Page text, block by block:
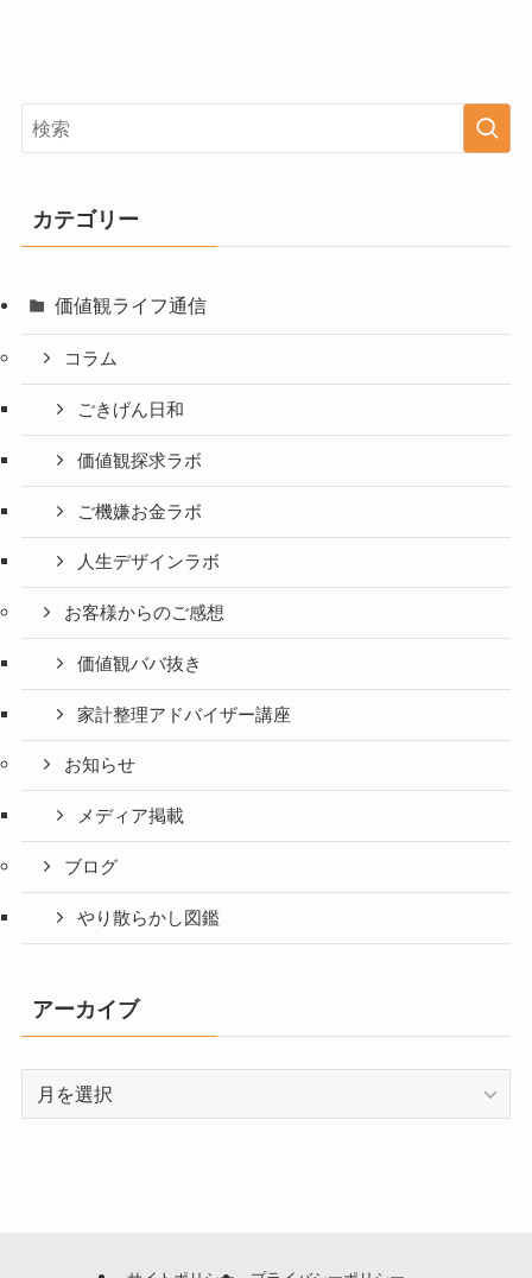
カテゴリー
価値観ライフ通信
コラム
ごきげん日和
価値観探求ラボ
ご機嫌お金ラボ
人生デザインラボ
お客様からのご感想
価値観ババ抜き
家計整理アドバイザー講座
お知らせ
メディア掲載
ブログ
やり散らかし図鑑
アーカイブ